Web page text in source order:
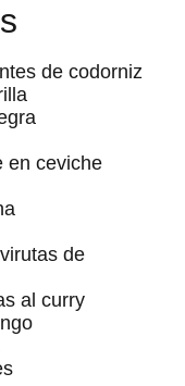
de codorniz
en ceviche
de
al curry